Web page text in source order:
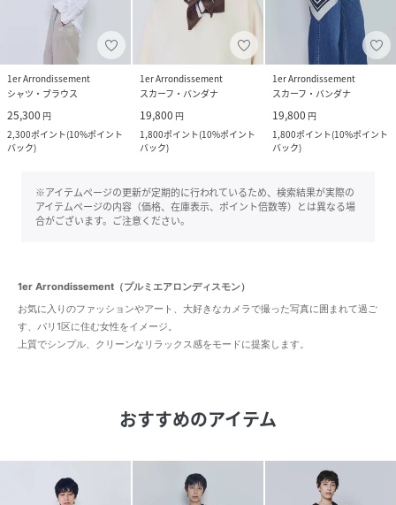
1er Arrondissement
シャツ・ブラウス
25,300 円
2,300ポイント(10%ポイント
バック)
1er Arrondissement
スカーフ・バンダナ
19,800 円
1,800ポイント(10%ポイント
バック)
1er Arrondissement
スカーフ・バンダナ
19,800 円
1,800ポイント(10%ポイント
バック)
※アイテムページの更新が定期的に行われているため、検索結果が実際の
アイテムページの内容（価格、在庫表示、ポイント倍数等）とは異なる場
合がございます。ご注意ください。
1er Arrondissement（プルミエアロンディスモン）
お気に入りのファッションやアート、大好きなカメラで撮った写真に囲まれて過ご
す、パリ1区に住む女性をイメージ。
上質でシンプル、クリーンなリラックス感をモードに提案します。
おすすめのアイテム